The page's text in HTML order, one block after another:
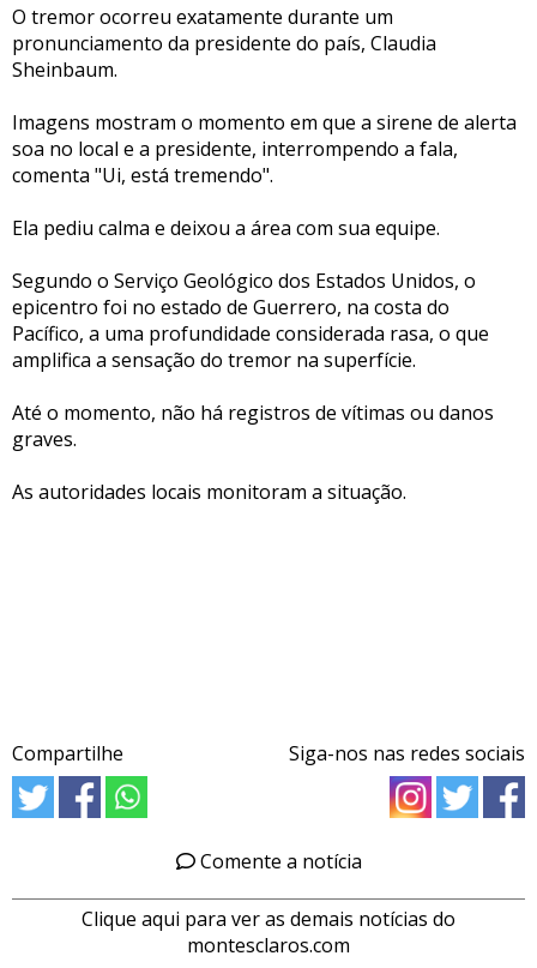
O tremor ocorreu exatamente durante um
pronunciamento da presidente do país, Claudia
Sheinbaum.
Imagens mostram o momento em que a sirene de alerta
soa no local e a presidente, interrompendo a fala,
comenta "Ui, está tremendo".
Ela pediu calma e deixou a área com sua equipe.
Segundo o Serviço Geológico dos Estados Unidos, o
epicentro foi no estado de Guerrero, na costa do
Pacífico, a uma profundidade considerada rasa, o que
amplifica a sensação do tremor na superfície.
Até o momento, não há registros de vítimas ou danos
graves.
As autoridades locais monitoram a situação.
Compartilhe Siga-nos nas redes sociais
Comente a notícia
Clique aqui para ver as demais notícias do
montesclaros.com